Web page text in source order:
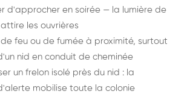
d'approcher en soirée — la lumière de
les ouvrières
feu ou de fumée à proximité, surtout
nid en conduit de cheminée
un frelon isolé près du nid : la
mobilise toute la colonie